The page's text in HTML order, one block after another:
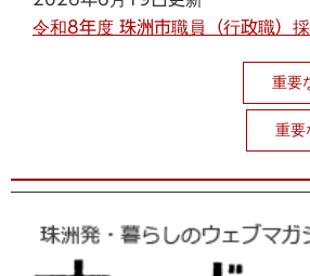
令和8年度 珠洲市職員（行政職）
重要
重要